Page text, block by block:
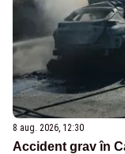
8 aug. 2026, 12:30
Accident grav în